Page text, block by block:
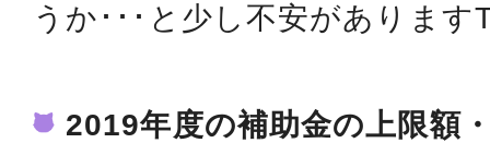
うか･･･と少し不安があります
2019年度の補助金の上限額